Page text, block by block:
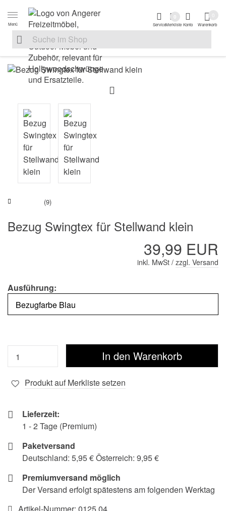
Zur Navigation springen
Menü
Suche nach
Suche im Shop, nach der Eingabe von 3 Buchstaben
ServiceMerkliste
0
Konto Warenkorb
(9)
Bezug Swingtex für Stellwand klein
39,99 EUR
inkl. MwSt / zzgl. Versand
Ausführung:
Produkt auf Merkliste setzen
Lieferzeit:
1 - 2 Tage (Premium)
Paketversand
Deutschland: 5,95 € Österreich: 9,95 €
Premiumversand möglich
Der Versand erfolgt spätestens am folgenden Werktag